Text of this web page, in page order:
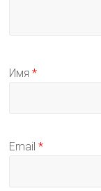
Имя*
Email*